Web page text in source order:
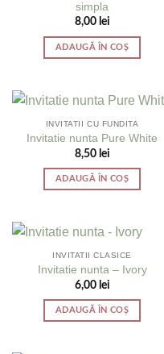
simpla
8,00 lei
ADAUGĂ ÎN COȘ
INVITATII CU FUNDITA
Invitatie nunta Pure White
8,50 lei
ADAUGĂ ÎN COȘ
INVITATII CLASICE
Invitatie nunta – Ivory
6,00 lei
ADAUGĂ ÎN COȘ